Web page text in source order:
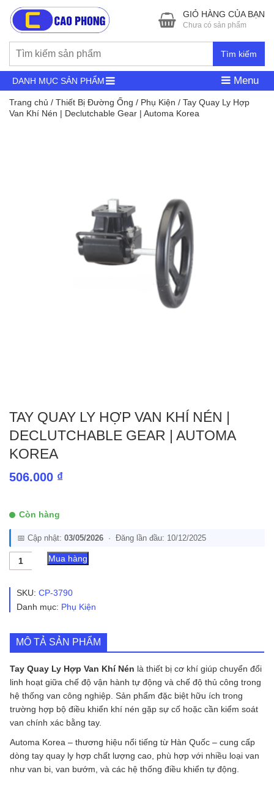
Tìm kiếm
GIỎ HÀNG CỦA BẠN
Chưa có sản phẩm
DANH MỤC SẢN PHẨM Menu
Trang chủ / Thiết Bị Đường Ống / Phụ Kiện / Tay Quay Ly Hợp
Van Khí Nén | Declutchable Gear | Automa Korea
TAY QUAY LY HỢP VAN KHÍ NÉN |
DECLUTCHABLE GEAR | AUTOMA
KOREA
506.000 ₫
Còn hàng
📅 Cập nhật: 03/05/2026 · Đăng lần đầu: 10/12/2025
Tay
Quay
Hợp
Khí
|
Declutchable
Gear
|
Automa
số
lượng
Mua hàng
SKU: CP-3790
Danh mục: Phụ Kiện
MÔ TẢ SẢN PHẨM
Tay Quay Ly Hợp Van Khí Nén là thiết bị cơ khí giúp chuyển đổi
linh hoạt giữa chế độ vận hành tự động và chế độ thủ công trong
hệ thống van công nghiệp. Sản phẩm đặc biệt hữu ích trong
trường hợp bộ điều khiển khí nén gặp sự cố hoặc cần kiểm soát
van chính xác bằng tay.
Automa Korea – thương hiệu nổi tiếng từ Hàn Quốc – cung cấp
dòng tay quay ly hợp chất lượng cao, phù hợp với nhiều loại van
như van bi, van bướm, và các hệ thống điều khiển tự động.